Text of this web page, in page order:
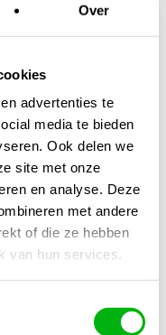
Over
advertenties te
media te bieden
Ook delen we
site met onze
en analyse. Deze
met andere
of die ze hebben
van hun services.